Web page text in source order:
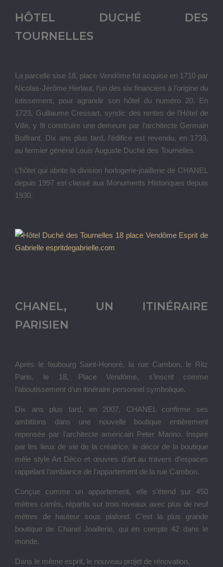
HÔTEL DUCHÉ DES
TOURNELLES
La parcelle sise 18, place Vendôme fut acquise en 1710 par
Nicolas-Jérôme Herlaut, l’un des six financiers à l’origine du
lotissement, pour agrandir son hôtel du numéro 20. En
1723, Guillaume Cressart, syndic des rentes de l’Hôtel de
Ville, y fit construire une demeure par l’architecte Germain
Boffrant. Dix ans plus tard, l’édifice est revendu, en 1733,
au fermier général Louis Auguste Duché des Tournelles.
L’hôtel qui abrite la division horlogerie-joaillerie de CHANEL
depuis 1997 est classé aux Monuments Historiques depuis
1930.
CHANEL, UN ITINÉRAIRE
PARISIEN
Après le faubourg Saint-Honoré, la rue Cambon, le Ritz
Paris, le 18, Place Vendôme, s’inscrit comme
l’aboutissement d’un itinéraire personnel symbolique.
Dix ans plus tard, en 2007, CHANEL confirme ses
ambitions dans une nouvelle boutique entièrement
repensée par l’architecte américain Peter Marino. Inspiré
par les lieux de vie de la créatrice, le décor de la boutique
mêle style Art Déco et œuvres d’art au travers d’espaces
rappelant l’ambiance de l’appartement de la rue Cambon.
Conçue comme un appartement, elle s’étend sur 450
mètres carrés, répartis sur trois niveaux avec plus de neuf
mètres de hauteur sous plafond. C’est la plus grande
boutique de Chanel Joaillerie, qui en compte 42 dans le
monde.
Dans le même esprit, le nouveau projet de rénovation,